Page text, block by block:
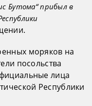
Бутома“ прибыл в
моряков на
посольства
лица
Республики